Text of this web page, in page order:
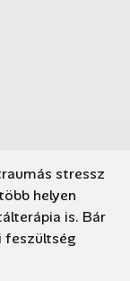
stressz
helyen
is. Bár
feszültség